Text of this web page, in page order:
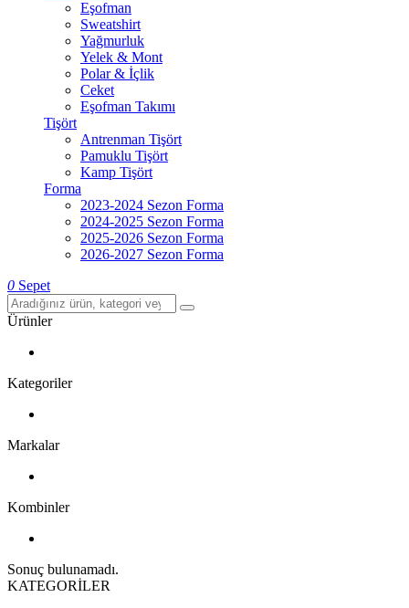
Eşofman
Sweatshirt
Yağmurluk
Yelek & Mont
Polar & İçlik
Ceket
Eşofman Takımı
Tişört
Antrenman Tişört
Pamuklu Tişört
Kamp Tişört
Forma
2023-2024 Sezon Forma
2024-2025 Sezon Forma
2025-2026 Sezon Forma
2026-2027 Sezon Forma
0 Sepet
Ürünler
Kategoriler
Markalar
Kombinler
Sonuç bulunamadı.
KATEGORİLER